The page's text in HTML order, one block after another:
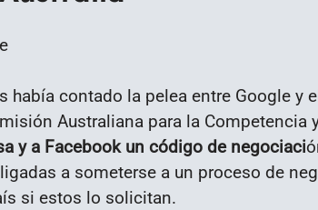
había contado la pelea entre Google y
Australiana para la Competencia
y a Facebook un código de negociaci
a someterse a un proceso de
si estos lo solicitan.